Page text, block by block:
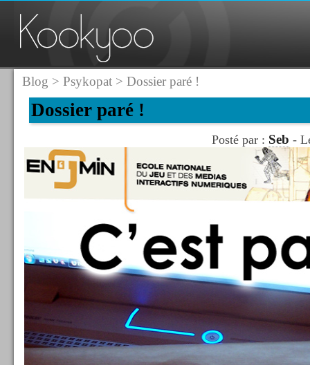
Blog > Psykopat> Dossier paré !
Dossier paré !
Posté par : Seb -